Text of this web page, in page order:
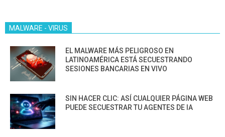
MALWARE - VIRUS
EL MALWARE MÁS PELIGROSO EN
LATINOAMÉRICA ESTÁ SECUESTRANDO
SESIONES BANCARIAS EN VIVO
SIN HACER CLIC: ASÍ CUALQUIER PÁGINA WEB
PUEDE SECUESTRAR TU AGENTES DE IA